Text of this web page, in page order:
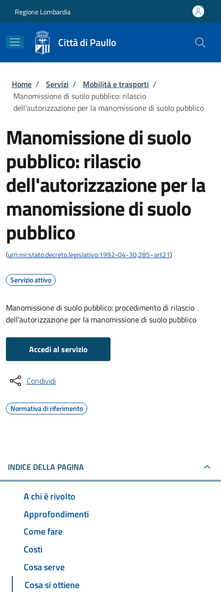
Regione Lombardia
Città di Paullo
Briciole di pane
Home / Servizi / Mobilità e trasporti /
Manomissione di suolo pubblico: rilascio
dell'autorizzazione per la manomissione di suolo pubblico
Manomissione di suolo
pubblico: rilascio
dell'autorizzazione per la
manomissione di suolo
pubblico
(urn:nir:stato:decreto.legislativo:1992-04-30;285~art21)
Servizio attivo
Manomissione di suolo pubblico: procedimento di rilascio
dell'autorizzazione per la manomissione di suolo pubblico
Accedi al servizio
Condividi
Normativa di riferimento
INDICE DELLA PAGINA
A chi è rivolto
Approfondimenti
Come fare
Costi
Cosa serve
Cosa si ottiene